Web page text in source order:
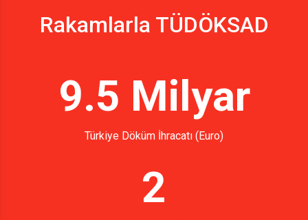
Rakamlarla TÜDÖKSAD
9.5 Milyar
Türkiye Döküm İhracatı (Euro)
2